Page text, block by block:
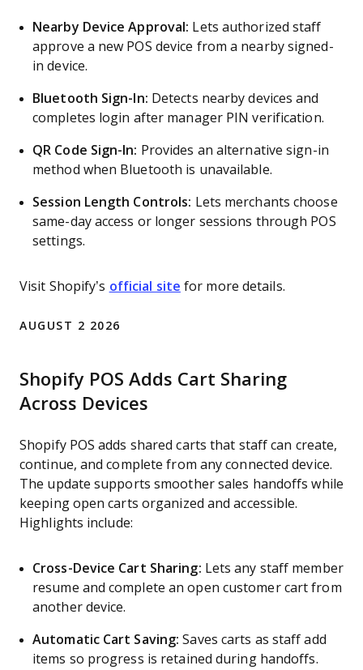
Nearby Device Approval: Lets authorized staff
approve a new POS device from a nearby signed-
in device.
Bluetooth Sign-In: Detects nearby devices and
completes login after manager PIN verification.
QR Code Sign-In: Provides an alternative sign-in
method when Bluetooth is unavailable.
Session Length Controls: Lets merchants choose
same-day access or longer sessions through POS
settings.
Visit Shopify’s official site for more details.
AUGUST 2 2026
Shopify POS Adds Cart Sharing
Across Devices
Shopify POS adds shared carts that staff can create,
continue, and complete from any connected device.
The update supports smoother sales handoffs while
keeping open carts organized and accessible.
Highlights include:
Cross-Device Cart Sharing: Lets any staff member
resume and complete an open customer cart from
another device.
Automatic Cart Saving: Saves carts as staff add
items so progress is retained during handoffs.